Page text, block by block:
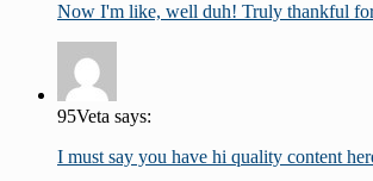
Now I'm like, well duh! Truly thankful
95Veta says:
I must say you have hi quality content